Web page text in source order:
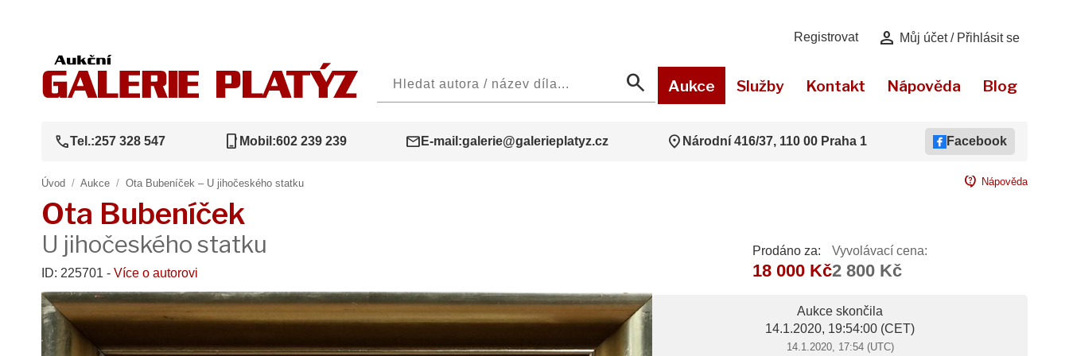
Registrovat person Můj účet / Přihlásit se
search Aukce Služby Kontakt Nápověda Blog
callTel.:257 328 547 phone_iphone Mobil:602 239 239 mail E-mail:galerie@galerieplatyz.cz location_on Národní 416/37, 110 00 Praha 1 Facebook
Úvod / Aukce / Ota Bubeníček – U jihočeského statku contact_support Nápověda
Ota Bubeníček
U jihočeského statku
ID: 225701 - Více o autorovi
Prodáno za:
18 000 Kč
Vyvolávací cena:
2 800 Kč
Aukce skončila
14.1.2020, 19:54:00 (CET)
14.1.2020, 17:54 (UTC)